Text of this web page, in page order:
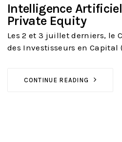
Intelligence
Private Equity
Les 2 et 3 juillet derniers, le
des Investisseurs en Capital
CONTINUE READING